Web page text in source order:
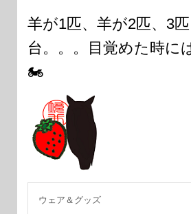
羊が1匹、羊が2匹、3
台。。。目覚めた時に
🏍
ウェア＆グッズ